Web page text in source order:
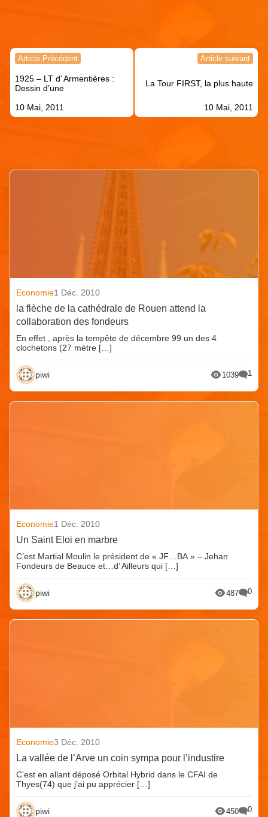
Navigation
l’article
Article Précédent
1925 – LT d’ Armentières :
Dessin d’une
10 Mai, 2011
Article suivant
La Tour FIRST, la plus haute
10 Mai, 2011
Economie1 Déc. 2010
la flèche de la cathédrale de Rouen attend la
collaboration des fondeurs
En effet , après la tempête de décembre 99 un des 4
clochetons (27 mètre […]
piwi 1039 1
Economie1 Déc. 2010
Un Saint Eloi en marbre
C’est Martial Moulin le président de « JF…BA » – Jehan
Fondeurs de Beauce et…d’ Ailleurs qui […]
piwi 487 0
Economie3 Déc. 2010
La vallée de l’Arve un coin sympa pour l’industire
C’est en allant déposé Orbital Hybrid dans le CFAI de
Thyes(74) que j’ai pu apprécier […]
piwi 450 0